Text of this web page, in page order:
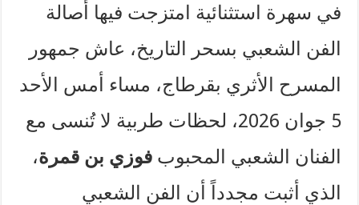
في سهرة استثنائية امتزجت فيها أصالة
الفن الشعبي بسحر التاريخ، عاش جمهور
المسرح الأثري بقرطاج، مساء أمس الأحد
5 جوان 2026، لحظات طربية لا تُنسى مع
الفنان الشعبي المحبوبفوزي بن قمرة،
الذي أثبت مجدداً أن الفن الشعبي